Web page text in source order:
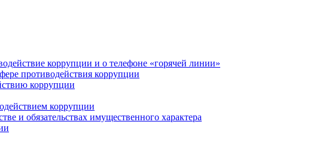
коррупции и о телефоне «горячей линии»
противодействия коррупции
коррупции
коррупции
и обязательствах имущественного характера